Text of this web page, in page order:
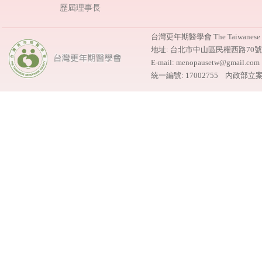
歷屆理事長
台灣更年期醫學會 The
地址: 台北市中山區民權西路70
E-mail:
統一編號: 17002755 內政部立